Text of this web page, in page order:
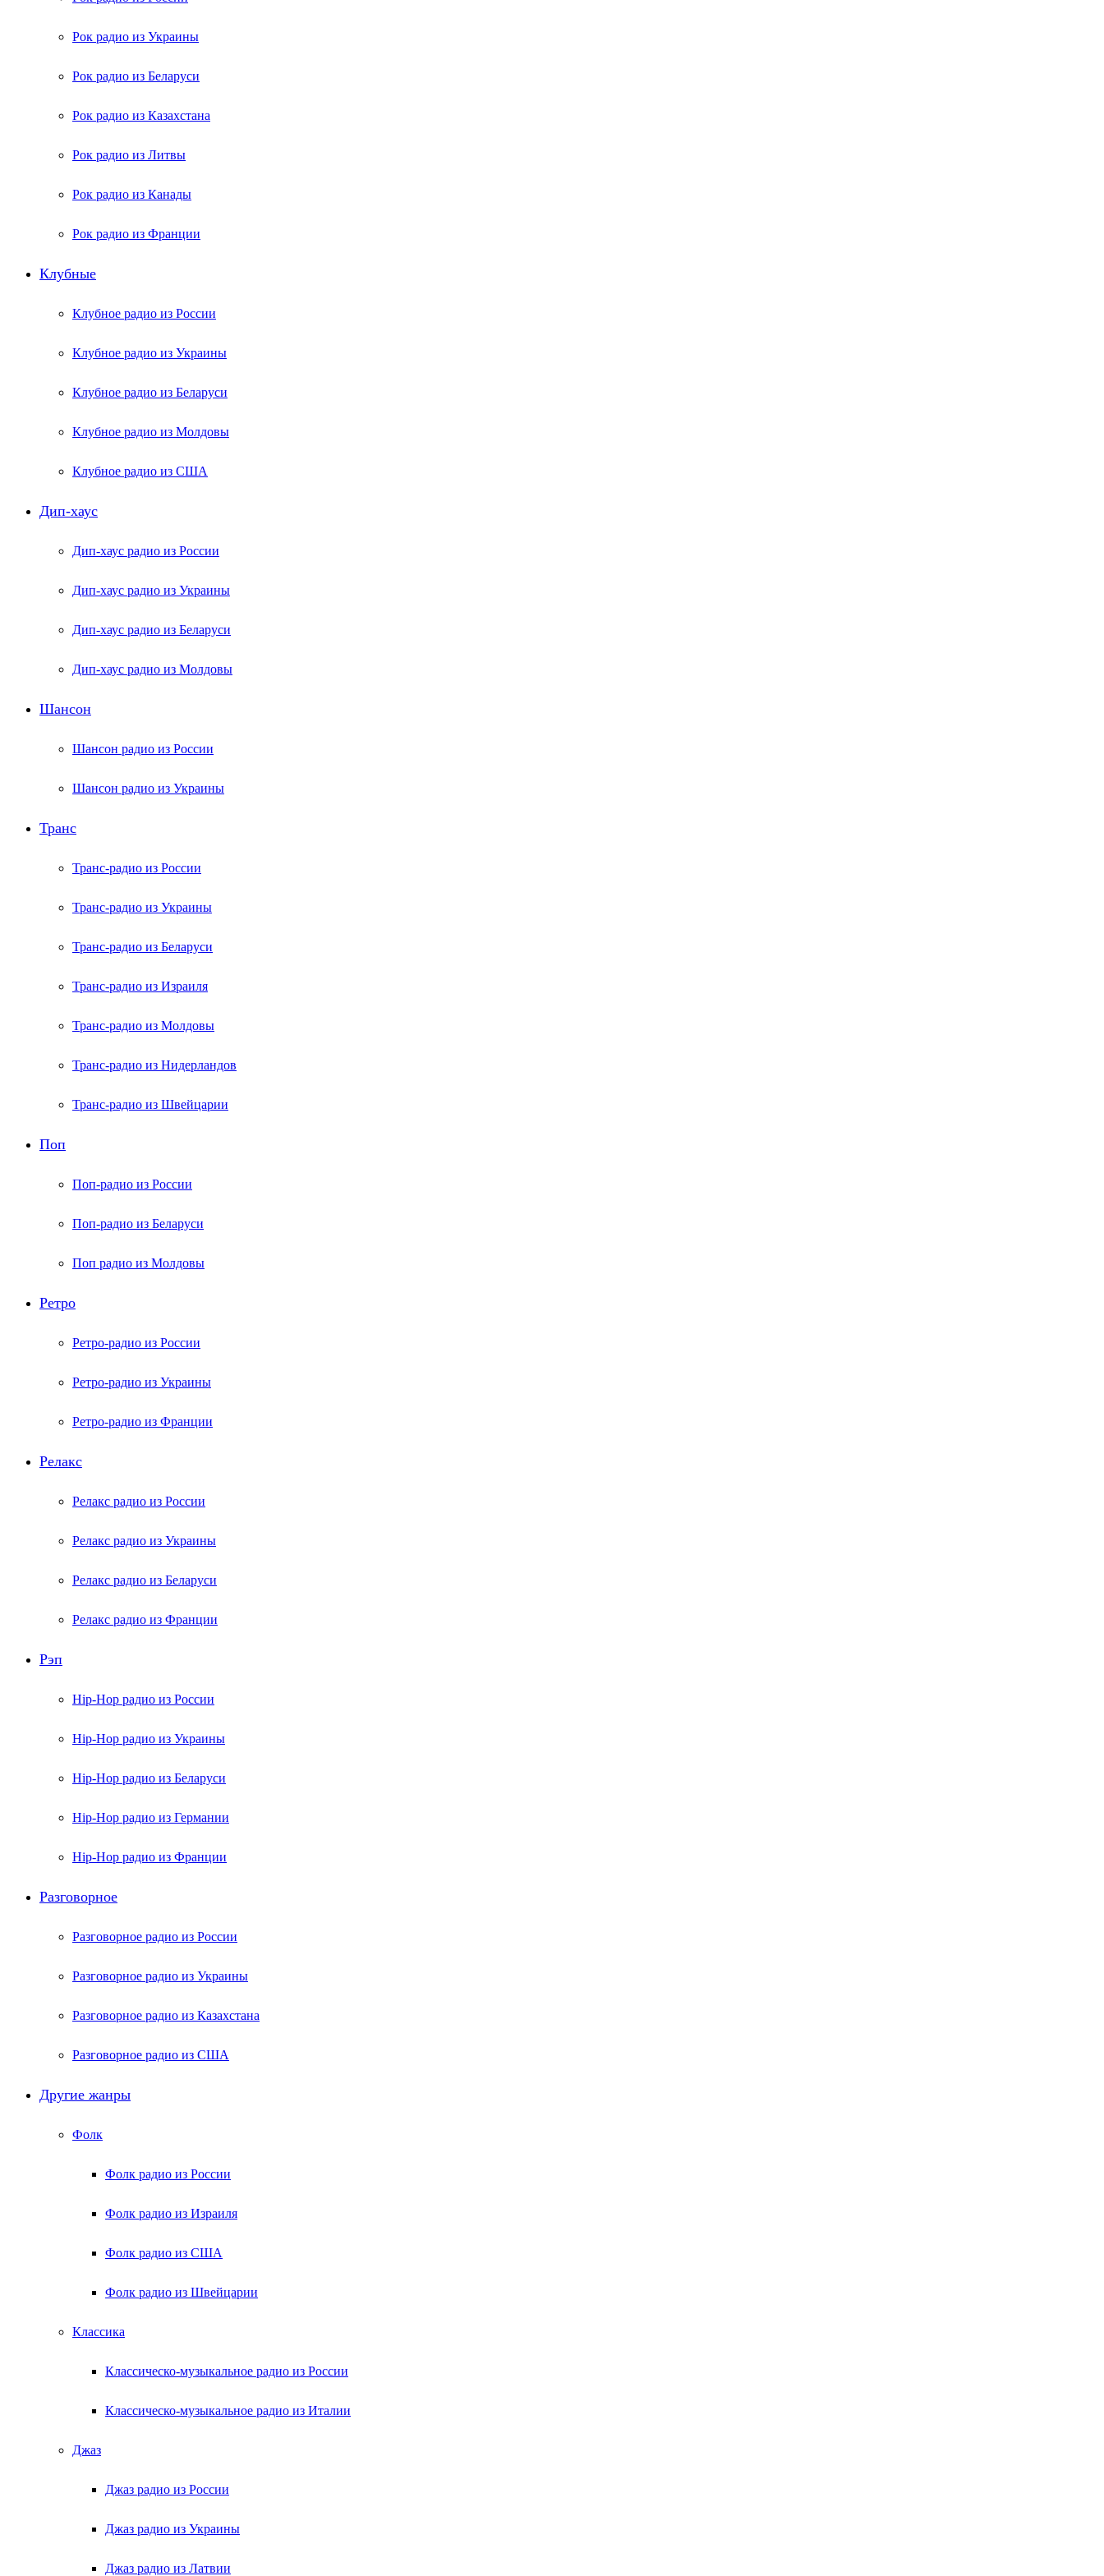
Рок радио из Украины
Рок радио из Беларуси
Рок радио из Казахстана
Рок радио из Литвы
Рок радио из Канады
Рок радио из Франции
Клубные
Клубное радио из России
Клубное радио из Украины
Клубное радио из Беларуси
Клубное радио из Молдовы
Клубное радио из США
Дип-хаус
Дип-хаус радио из России
Дип-хаус радио из Украины
Дип-хаус радио из Беларуси
Дип-хаус радио из Молдовы
Шансон
Шансон радио из России
Шансон радио из Украины
Транс
Транс-радио из России
Транс-радио из Украины
Транс-радио из Беларуси
Транс-радио из Израиля
Транс-радио из Молдовы
Транс-радио из Нидерландов
Транс-радио из Швейцарии
Поп
Поп-радио из России
Поп-радио из Беларуси
Поп радио из Молдовы
Ретро
Ретро-радио из России
Ретро-радио из Украины
Ретро-радио из Франции
Релакс
Релакс радио из России
Релакс радио из Украины
Релакс радио из Беларуси
Релакс радио из Франции
Рэп
Hip-Hop радио из России
Hip-Hop радио из Украины
Hip-Hop радио из Беларуси
Hip-Hop радио из Германии
Hip-Hop радио из Франции
Разговорное
Разговорное радио из России
Разговорное радио из Украины
Разговорное радио из Казахстана
Разговорное радио из США
Другие жанры
Фолк
Фолк радио из России
Фолк радио из Израиля
Фолк радио из США
Фолк радио из Швейцарии
Классика
Классическо-музыкальное радио из России
Классическо-музыкальное радио из Италии
Джаз
Джаз радио из России
Джаз радио из Украины
Джаз радио из Латвии